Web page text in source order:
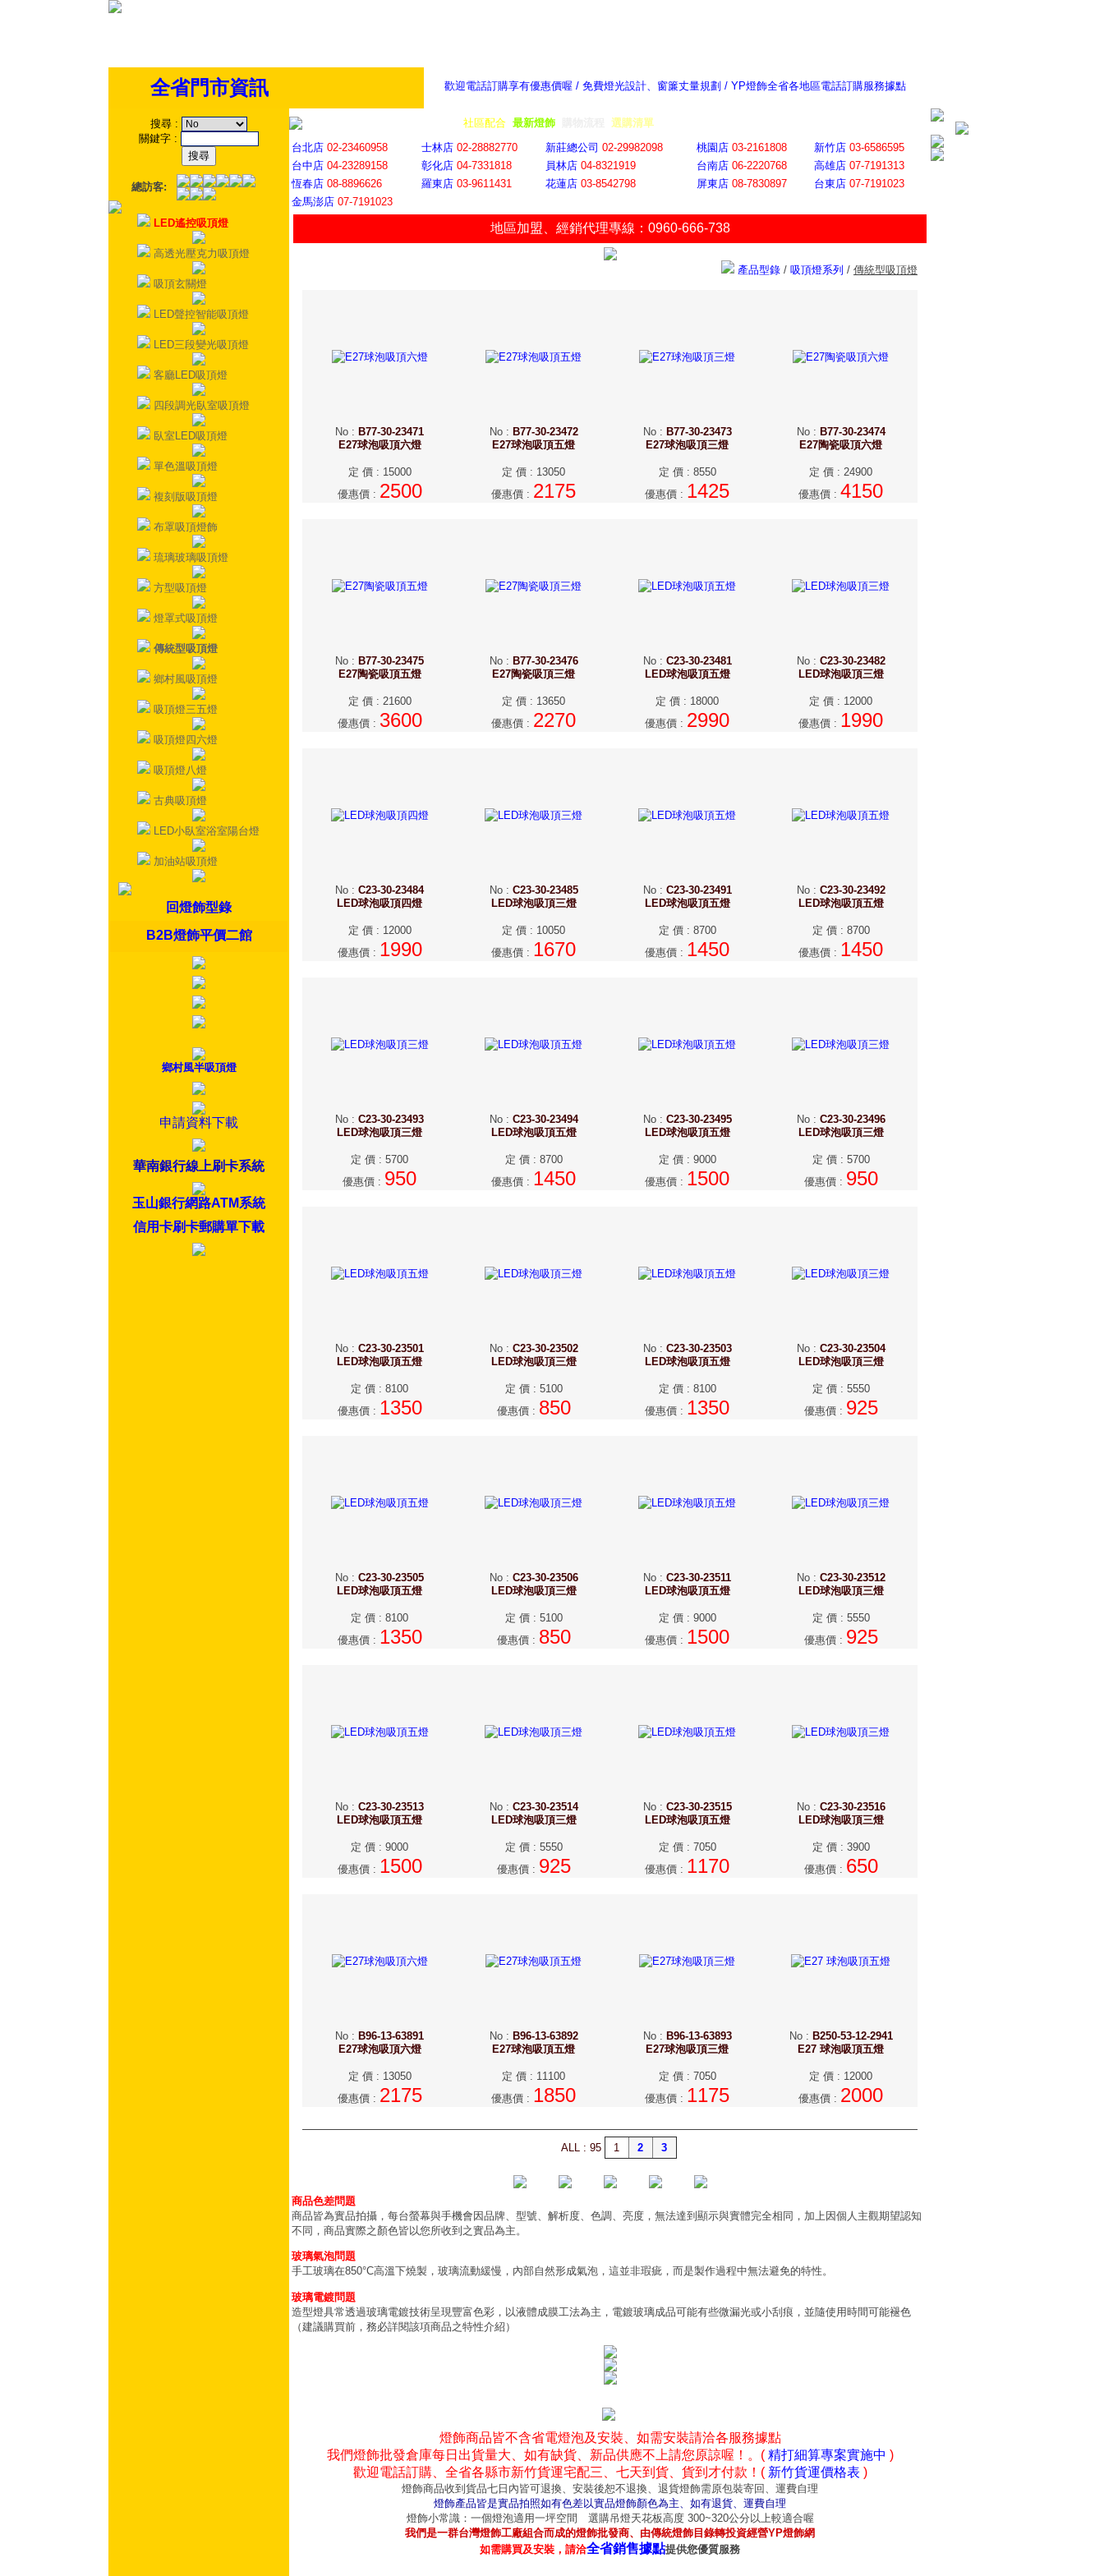
歡迎電話訂購享有優惠價喔 / 免費燈光設計、窗簾丈量規劃 / YP燈飾全省各地區電話訂購服務據點
全省門市資訊
搜尋 :
關鍵字 :
總訪客:
LED遙控吸頂燈
高透光壓克力吸頂燈
吸頂玄關燈
LED聲控智能吸頂燈
LED三段變光吸頂燈
客廳LED吸頂燈
四段調光臥室吸頂燈
臥室LED吸頂燈
單色溫吸頂燈
複刻版吸頂燈
布罩吸頂燈飾
琉璃玻璃吸頂燈
方型吸頂燈
燈罩式吸頂燈
傳統型吸頂燈
鄉村風吸頂燈
吸頂燈三五燈
吸頂燈四六燈
吸頂燈八燈
古典吸頂燈
LED小臥室浴室陽台燈
加油站吸頂燈
回燈飾型錄
B2B燈飾平價二館
鄉村風半吸頂燈
申請資料下載
華南銀行線上刷卡系統
玉山銀行網路ATM系統
信用卡刷卡郵購單下載
社區配合 最新燈飾 選購清單
台北店 02-23460958 士林店 02-28882770 新莊總公司 02-29982098 桃園店 03-2161808 新竹店 03-6586595
台中店 04-23289158 彰化店 04-7331818 員林店 04-8321919 台南店 06-2220768 高雄店 07-7191313
恆春店 08-8896626 羅東店 03-9611431 花蓮店 03-8542798 屏東店 08-7830897 台東店 07-7191023
金馬澎店 07-7191023
地區加盟 經銷代理專線：0960-666-738
產品型錄 / 吸頂燈系列 / 傳統型吸頂燈
No : B77-30-23471
E27球泡吸頂六燈
定 價: 15000
優惠價: 2500
No: B77-30-23472
E27球泡吸頂五燈
定 價 : 13050
優惠價 : 2175
No: B77-30-23473
E27球泡吸頂三燈
定 價: 8550
優惠價 : 1425
No: B77-30-23474
E27陶瓷吸頂六燈
定 價 : 24900
優惠價 : 4150
No : B77-30-23475
E27陶瓷吸頂五燈
定 價: 21600
優惠價: 3600
No: B77-30-23476
E27陶瓷吸頂三燈
定 價 : 13650
優惠價 : 2270
No: C23-30-23481
LED球泡吸頂五燈
定 價 : 18000
優惠價 : 2990
No: C23-30-23482
LED球泡吸頂三燈
定 價 : 12000
優惠價 : 1990
No : C23-30-23484
LED球泡吸頂四燈
定 價: 12000
優惠價: 1990
No: C23-30-23485
LED球泡吸頂三燈
定 價 : 10050
優惠價 : 1670
No: C23-30-23491
LED球泡吸頂五燈
定 價: 8700
優惠價 : 1450
No: C23-30-23492
LED球泡吸頂五燈
定 價: 8700
優惠價 : 1450
No : C23-30-23493
LED球泡吸頂三燈
定 價 : 5700
優惠價 : 950
No: C23-30-23494
LED球泡吸頂五燈
定 價: 8700
優惠價 : 1450
No: C23-30-23495
LED球泡吸頂五燈
定 價: 9000
優惠價 : 1500
No: C23-30-23496
LED球泡吸頂三燈
定 價: 5700
優惠價: 950
No : C23-30-23501
LED球泡吸頂五燈
定 價 : 8100
優惠價: 1350
No: C23-30-23502
LED球泡吸頂三燈
定 價: 5100
優惠價: 850
No: C23-30-23503
LED球泡吸頂五燈
定 價: 8100
優惠價 : 1350
No: C23-30-23504
LED球泡吸頂三燈
定 價: 5550
優惠價: 925
No : C23-30-23505
LED球泡吸頂五燈
定 價 : 8100
優惠價: 1350
No: C23-30-23506
LED球泡吸頂三燈
定 價: 5100
優惠價: 850
No : C23-30-23511
LED球泡吸頂五燈
定 價: 9000
優惠價 : 1500
No: C23-30-23512
LED球泡吸頂三燈
定 價: 5550
優惠價: 925
No : C23-30-23513
LED球泡吸頂五燈
定 價 : 9000
優惠價: 1500
No: C23-30-23514
LED球泡吸頂三燈
定 價: 5550
優惠價: 925
No: C23-30-23515
LED球泡吸頂五燈
定 價: 7050
優惠價 : 1170
No: C23-30-23516
LED球泡吸頂三燈
定 價: 3900
優惠價: 650
No : B96-13-63891
E27球泡吸頂六燈
定 價: 13050
優惠價: 2175
No: B96-13-63892
E27球泡吸頂五燈
定 價 : 11100
優惠價 : 1850
No: B96-13-63893
E27球泡吸頂三燈
定 價: 7050
優惠價 : 1175
No: B250-53-12-2941
E27 球泡吸頂五燈
定 價 : 12000
優惠價 : 2000
ALL : 95 1 2 3
商品色差問題
商品皆為實品拍攝，每台螢幕與手機會因品牌、型號、解析度、色調、亮度，無法達到顯示與實體完全相同，加上因個人主觀期望認知
不同，商品實際之顏色皆以您所收到之實品為主。
玻璃氣泡問題
手工玻璃在850°C高溫下燒製，玻璃流動緩慢，內部自然形成氣泡，這並非瑕疵，而是製作過程中無法避免的特性。
玻璃電鍍問題
造型燈具常透過玻璃電鍍技術呈現豐富色彩，以液體成膜工法為主，電鍍玻璃成品可能有些微漏光或小刮痕，並隨使用時間可能褪色
（建議購買前，務必詳閱該項商品之特性介紹）
燈飾商品皆不含省電燈泡及安裝、如需安裝請洽各服務據點
我們燈飾批發倉庫每日出貨量大、如有缺貨、新品供應不上請您原諒喔！。( 精打細算專案實施中 )
歡迎電話訂購、全省各縣市新竹貨運宅配三、七天到貨、貨到才付款！( 新竹貨運價格表 )
燈飾商品收到貨品七日內皆可退換、安裝後恕不退換、退貨燈飾需原包裝寄回、運費自理
燈飾產品皆是實品拍照如有色差以實品燈飾顏色為主、如有退貨、運費自理
燈飾小常識：一個燈泡適用一坪空間 選購吊燈天花板高度 300~320公分以上較適合喔
我們是一群台灣燈飾工廠組合而成的燈飾批發商、由傳統燈飾目錄轉投資經營YP燈飾網
如需購買及安裝，請洽全省銷售據點提供您優質服務